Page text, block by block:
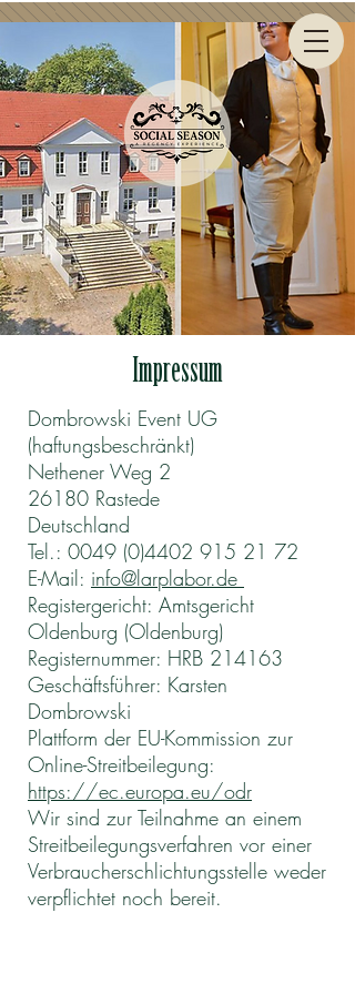
Impressum
Dombrowski Event UG
(haftungsbeschränkt)
Nethener Weg 2
26180 Rastede
Deutschland
Tel.: 0049 (0)4402 915 21 72
E-Mail: info@larplabor.de
Registergericht: Amtsgericht
Oldenburg (Oldenburg)
Registernummer: HRB 214163
Geschäftsführer: Karsten
Dombrowski
Plattform der EU-Kommission zur
Online-Streitbeilegung:
https://ec.europa.eu/odr
Wir sind zur Teilnahme an einem
Streitbeilegungsverfahren vor einer
Verbraucherschlichtungsstelle weder
verpflichtet noch bereit.